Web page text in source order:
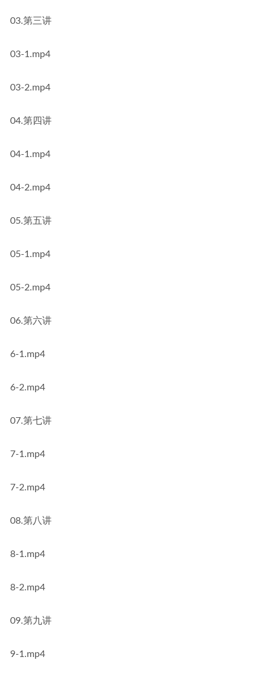
03.第三讲
03-1.mp4
03-2.mp4
04.第四讲
04-1.mp4
04-2.mp4
05.第五讲
05-1.mp4
05-2.mp4
06.第六讲
6-1.mp4
6-2.mp4
07.第七讲
7-1.mp4
7-2.mp4
08.第八讲
8-1.mp4
8-2.mp4
09.第九讲
9-1.mp4